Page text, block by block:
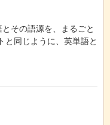
その語源を、まるごと
と同じように、英単語と